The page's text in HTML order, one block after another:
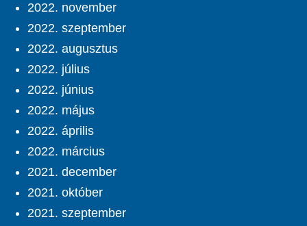
2022. november
2022. szeptember
2022. augusztus
2022. július
2022. június
2022. május
2022. április
2022. március
2021. december
2021. október
2021. szeptember